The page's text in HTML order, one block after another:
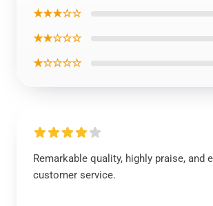
★★★☆☆
★★☆☆☆
★☆☆☆☆
Remarkable quality, highly praise, and
customer service.